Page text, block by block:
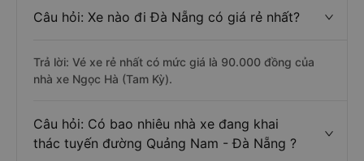
Câu hỏi: Xe nào đi Đà Nẵng có giá rẻ nhất?
Trả lời: Vé xe rẻ nhất có mức giá là 90.000 đồng của
nhà xe Ngọc Hà (Tam Kỳ).
Câu hỏi: Có bao nhiêu nhà xe đang khai
thác tuyến đường Quảng Nam - Đà Nẵng ?